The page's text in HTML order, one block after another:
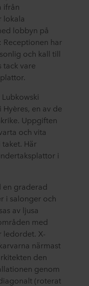
ifrån
lokala
lobbyn på
Receptionen har
och kall till
tack vare
en av de
Uppgiften
och vita
Här
i
en graderad
i salonger och
av ljusa
med
ledordet. X-
närmast
den
genom
(roterat